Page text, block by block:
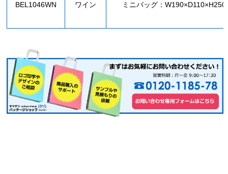
BEL1046WN ワイン ミニバッグ：W190×D110×H250